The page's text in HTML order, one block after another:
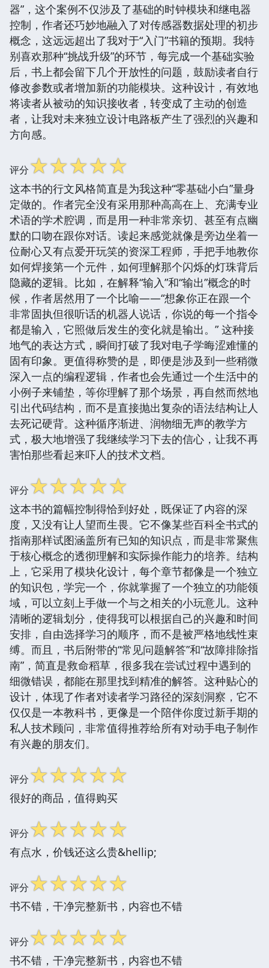
器”，这个案例不仅涉及了基础的时钟模块和继电器
控制，作者还巧妙地融入了对传感器数据处理的初步
概念，这远远超出了我对于“入门”书籍的预期。我特
别喜欢那种“挑战升级”的环节，每完成一个基础实验
后，书上都会留下几个开放性的问题，鼓励读者自行
修改参数或者增加新的功能模块。这种设计，有效地
将读者从被动的知识接收者，转变成了主动的创造
者，让我对未来独立设计电路板产生了强烈的兴趣和
方向感。
评分☆☆☆☆☆
这本书的行文风格简直是为我这种“零基础小白”量身
定做的。作者完全没有采用那种高高在上、充满专业
术语的学术腔调，而是用一种非常亲切、甚至有点幽
默的口吻在跟你对话。读起来感觉就像是旁边坐着一
位耐心又有点爱开玩笑的资深工程师，手把手地教你
如何焊接第一个元件，如何理解那个闪烁的灯珠背后
隐藏的逻辑。比如，在解释“输入”和“输出”概念的时
候，作者居然用了一个比喻——“想象你正在跟一个
非常固执但很听话的机器人说话，你说的每一个指令
都是输入，它照做后发生的变化就是输出。” 这种接
地气的表达方式，瞬间打破了我对电子学晦涩难懂的
固有印象。更值得称赞的是，即便是涉及到一些稍微
深入一点的编程逻辑，作者也会先通过一个生活中的
小例子来铺垫，等你理解了那个场景，再自然而然地
引出代码结构，而不是直接抛出复杂的语法结构让人
去死记硬背。这种循序渐进、润物细无声的教学方
式，极大地增强了我继续学习下去的信心，让我不再
害怕那些看起来吓人的技术文档。
评分☆☆☆☆☆
这本书的篇幅控制得恰到好处，既保证了内容的深
度，又没有让人望而生畏。它不像某些百科全书式的
指南那样试图涵盖所有已知的知识点，而是非常聚焦
于核心概念的透彻理解和实际操作能力的培养。结构
上，它采用了模块化设计，每个章节都像是一个独立
的知识包，学完一个，你就掌握了一个独立的功能领
域，可以立刻上手做一个与之相关的小玩意儿。这种
清晰的逻辑划分，使得我可以根据自己的兴趣和时间
安排，自由选择学习的顺序，而不是被严格地线性束
缚。而且，书后附带的“常见问题解答”和“故障排除指
南”，简直是救命稻草，很多我在尝试过程中遇到的
细微错误，都能在那里找到精准的解答。这种贴心的
设计，体现了作者对读者学习路径的深刻洞察，它不
仅仅是一本教科书，更像是一个陪伴你度过新手期的
私人技术顾问，非常值得推荐给所有对动手电子制作
有兴趣的朋友们。
评分☆☆☆☆☆
很好的商品，值得购买
评分☆☆☆☆☆
有点水，价钱还这么贵&hellip;
评分☆☆☆☆☆
书不错，干净完整新书，内容也不错
评分☆☆☆☆☆
书不错，干净完整新书，内容也不错